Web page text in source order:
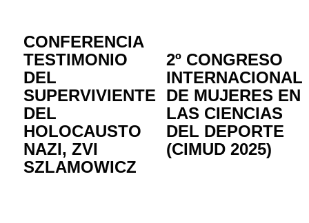
CONFERENCIA
TESTIMONIO
DEL
SUPERVIVIENTE
DEL
HOLOCAUSTO
NAZI, ZVI
SZLAMOWICZ
2º CONGRESO
INTERNACIONAL
DE MUJERES EN
LAS CIENCIAS
DEL DEPORTE
(CIMUD 2025)